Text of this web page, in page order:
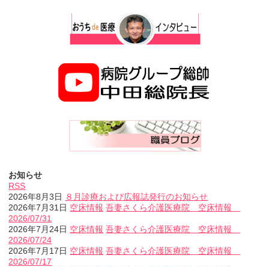
お知らせ
RSS
2026年8月3日 ８月診療および広報誌発行のお知らせ
2026年7月31日 空床情報 吾妻さくら介護医療院 空床情報
2026/07/31
2026年7月24日 空床情報 吾妻さくら介護医療院 空床情報
2026/07/24
2026年7月17日 空床情報 吾妻さくら介護医療院 空床情報
2026/07/17